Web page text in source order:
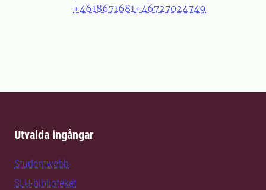
+4618671681+46727024749
Utvalda ingångar
Studentwebb
SLU-biblioteket